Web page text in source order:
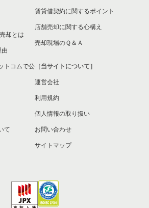
却とは
トコムで公
て
賃貸借契約に関するポイント
店舗売却に関する心構え
売却現場のＱ＆Ａ
［当サイトについて］
運営会社
利用規約
個人情報の取り扱い
お問い合わせ
サイトマップ